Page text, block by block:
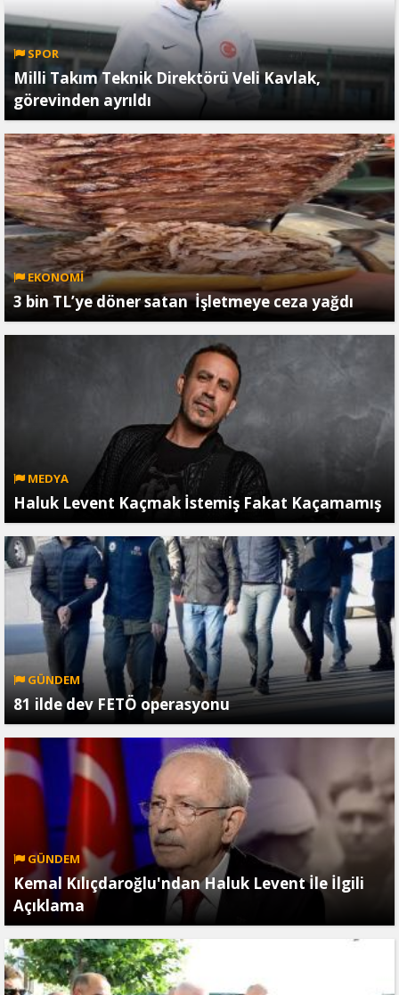
SPOR
Milli Takım Teknik Direktörü Veli Kavlak,
görevinden ayrıldı
EKONOMİ
3 bin TL’ye döner satan İşletmeye ceza yağdı
MEDYA
Haluk Levent Kaçmak İstemiş Fakat Kaçamamış
GÜNDEM
81 ilde dev FETÖ operasyonu
GÜNDEM
Kemal Kılıçdaroğlu'ndan Haluk Levent İle İlgili
Açıklama